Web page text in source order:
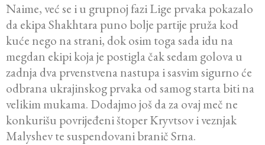
Naime, već se i u grupnoj fazi Lige prvaka pokazalo
da ekipa Shakhtara puno bolje partije pruža kod
kuće nego na strani, dok osim toga sada idu na
megdan ekipi koja je postigla čak sedam golova u
zadnja dva prvenstvena nastupa i sasvim sigurno će
odbrana ukrajinskog prvaka od samog starta biti na
velikim mukama. Dodajmo još da za ovaj meč ne
konkurišu povrijeđeni štoper Kryvtsov i veznjak
Malyshev te suspendovani branič Srna.